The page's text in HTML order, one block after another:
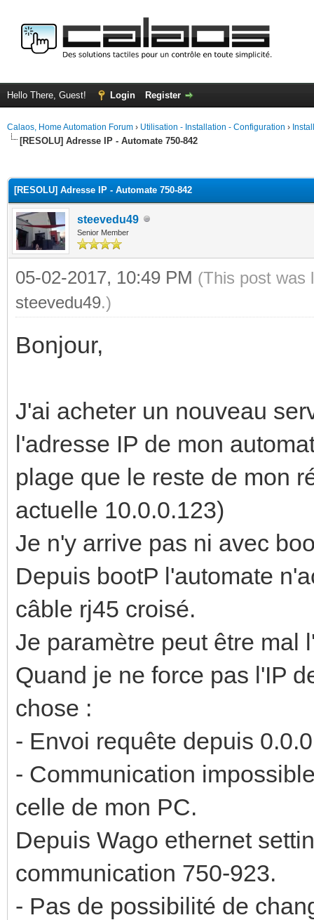
Hello There, Guest! Login Register
Calaos, Home Automation Forum › Utilisation - Installation - Configuration ›
[RESOLU] Adresse IP - Automate 750-842
[RESOLU] Adresse IP - Automate 750-842
steevedu49
Senior Member
05-02-2017, 10:49 PM (This post was
steevedu49.)
Bonjour,
J'ai acheter un nouveau
l'adresse IP de mon
plage que le reste de mon
actuelle 10.0.0.123)
Je n'y arrive pas ni avec
Depuis bootP l'automate
câble rj45 croisé.
Je paramètre peut être mal
Quand je ne force pas l'IP
chose :
- Envoi requête depuis
- Communication
celle de mon PC.
Depuis Wago ethernet
communication 750-923.
- Pas de possibilité de